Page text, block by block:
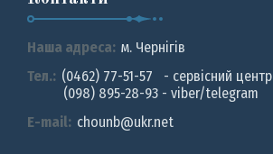
Наша адреса: м. Чернiгiв
Тел.: (0462) 77-51-57 - сервісний центр
(098) 895-28-93 - viber/telegram
E-mail: chounb@ukr.net